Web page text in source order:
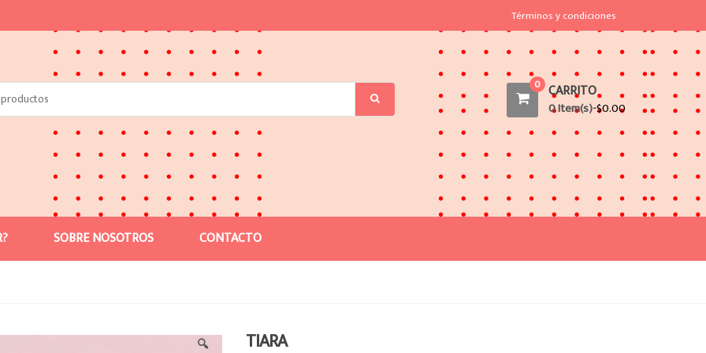
Términos y condiciones
0 CARRITO
0 Item(s)-$0.00
SOBRE NOSOTROS CONTACTO
🔍 TIARA